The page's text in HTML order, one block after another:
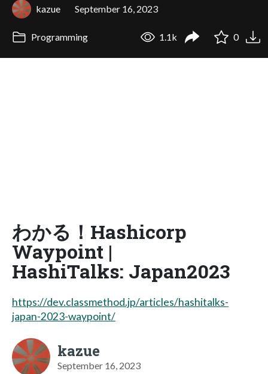
kazue September 16, 2023
Programming 1.1k 0
わかる！Hashicorp
Waypoint |
HashiTalks: Japan2023
https://dev.classmethod.jp/articles/hashitalks-
japan-2023-waypoint/
kazue
September 16, 2023